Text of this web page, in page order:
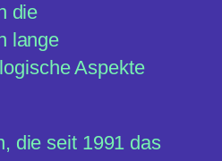
die
lange
Aspekte
die seit 1991 das